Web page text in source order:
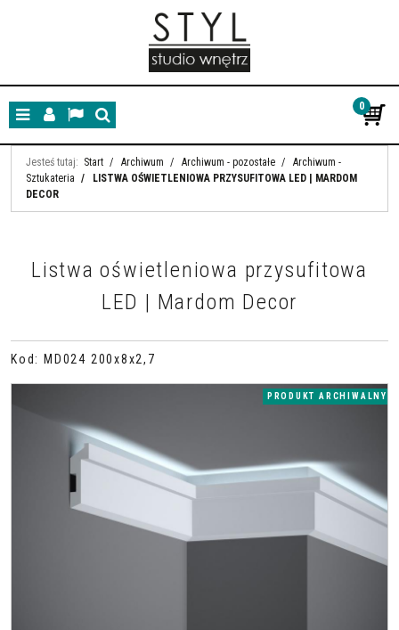
MenuPanelLangSzukaj
0
Jesteś tutaj: Start / Archiwum / Archiwum - pozostałe /
Archiwum -
Sztukateria /
LISTWA OŚWIETLENIOWA PRZYSUFITOWA LED | MARDOM
DECOR
Listwa oświetleniowa przysufitowa
LED | Mardom Decor
Kod : MD024 200x8x2,7
PRODUKT ARCHIWALNY